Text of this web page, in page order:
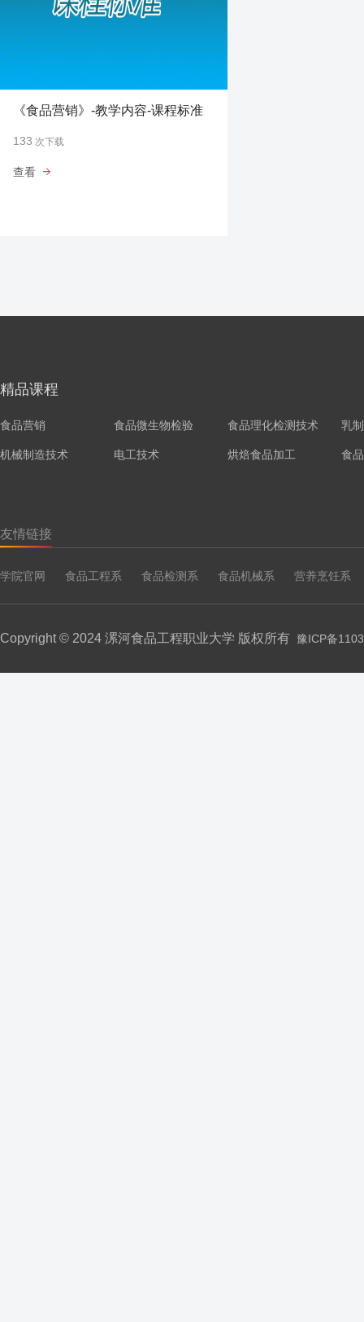
《食品营销》-教学内容-课程标准
133 次下载
查看
精品课程
食品营销 食品微生物检验 食品理化检测技术 乳
机械制造技术 电工技术 烘焙食品加工 食
友情链接
学院官网 食品工程系 食品检测系 食品机械系 营养烹饪系
Copyright © 2024 漯河食品工程职业大学 版权所有 豫ICP备